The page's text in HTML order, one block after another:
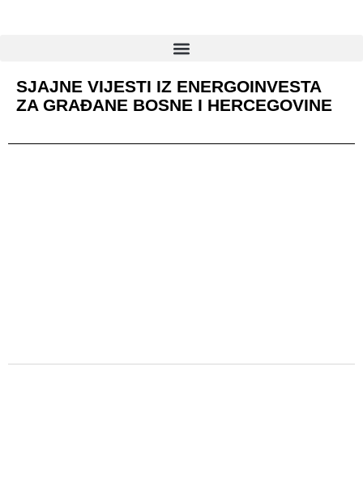
SJAJNE VIJESTI IZ ENERGOINVESTA
ZA GRAĐANE BOSNE I HERCEGOVINE